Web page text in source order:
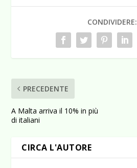
CONDIVIDERE:
PRECEDENTE
A Malta arriva il 10% in più
di italiani
CIRCA L'AUTORE